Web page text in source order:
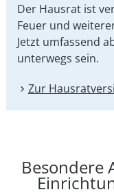
Der Hausrat ist
Feuer und
Jetzt umfassend
unterwegs sein.
Zur
Besondere